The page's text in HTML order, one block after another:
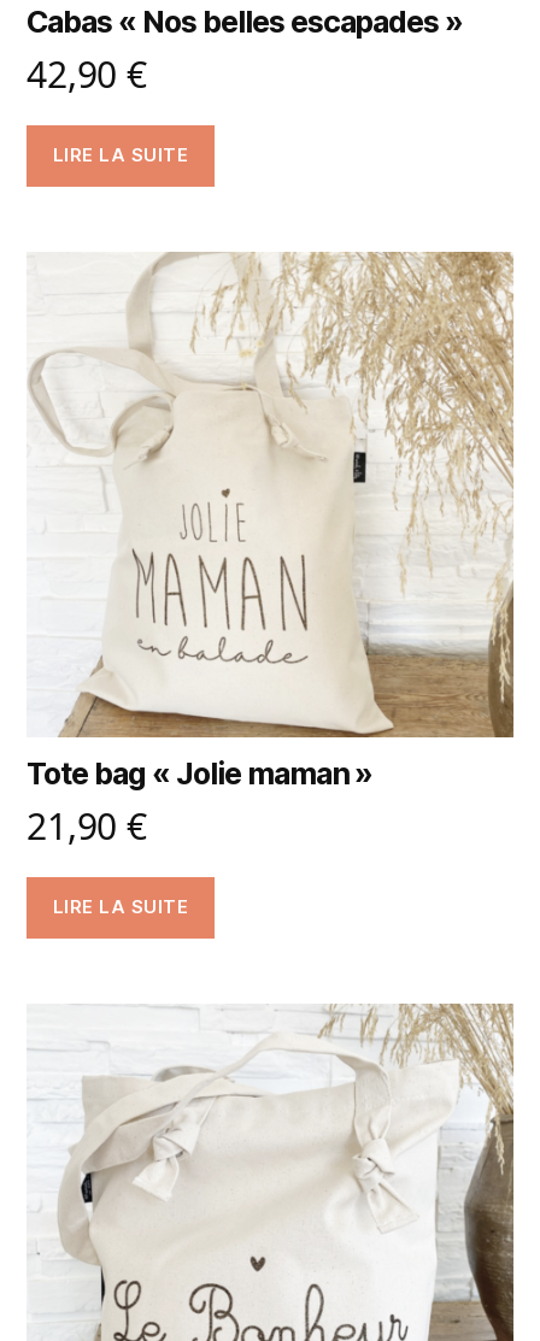
Cabas « Nos belles escapades »
42,90 €
LIRE LA SUITE
Tote bag « Jolie maman »
21,90 €
LIRE LA SUITE